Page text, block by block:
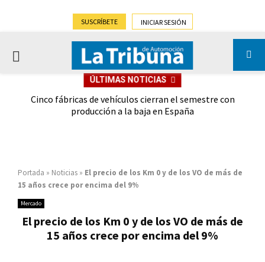
SUSCRÍBETE INICIAR SESIÓN
PRIMARY
ÚLTIMAS NOTICIAS
Cinco fábricas de vehículos cierran el semestre con
producción a la baja en España
Portada » Noticias » El precio de los Km 0 y de los VO de más de
15 años crece por encima del 9%
Mercado
El precio de los Km 0 y de los VO de más de
15 años crece por encima del 9%